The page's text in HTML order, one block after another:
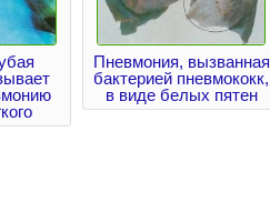
Пневмония, вызванная
бактерией пневмококк,
в виде белых пятен